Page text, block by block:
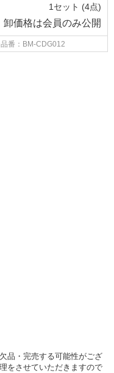
1セット (4点)
卸価格は会員のみ公開
番：BM-CDG012
ンが揃います。
ンダ
品・完売する可能性がござ
をさせていただきますので